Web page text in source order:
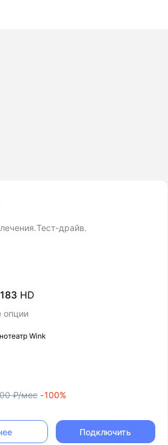
драйв.
183 HD
опции
Wink
₽/мес -100%
Подключить